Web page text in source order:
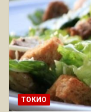
ТОКИО